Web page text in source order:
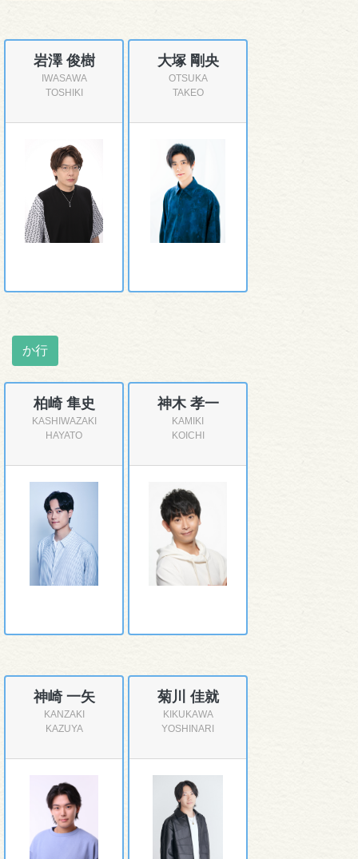
岩澤 俊樹
IWASAWA
TOSHIKI
大塚 剛央
OTSUKA
TAKEO
か行
柏崎 隼史
KASHIWAZAKI
HAYATO
神木 孝一
KAMIKI
KOICHI
神崎 一矢
KANZAKI
KAZUYA
菊川 佳就
KIKUKAWA
YOSHINARI